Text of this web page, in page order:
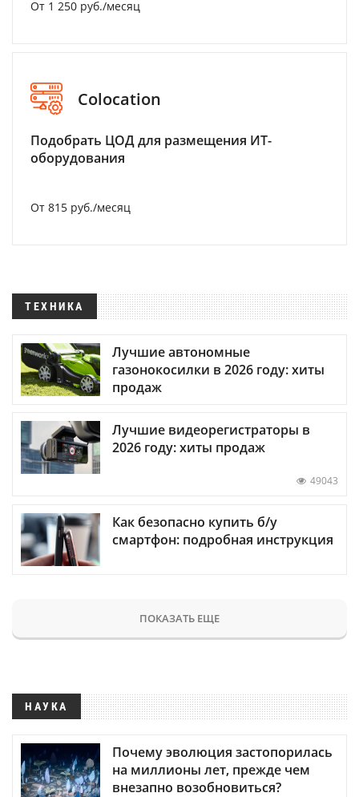
От 1 250 руб./месяц
Colocation
Подобрать ЦОД для размещения ИТ-
оборудования
От 815 руб./месяц
ТЕХНИКА
Лучшие автономные
газонокосилки в 2026 году: хиты
продаж
Лучшие видеорегистраторы в
2026 году: хиты продаж
49043
Как безопасно купить б/у
смартфон: подробная инструкция
ПОКАЗАТЬ ЕЩЕ
НАУКА
Почему эволюция застопорилась
на миллионы лет, прежде чем
внезапно возобновиться?